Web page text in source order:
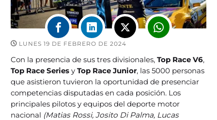
LUNES 19 DE FEBRERO DE 2024
Con la presencia de sus tres divisionales,Top Race V6,
Top Race SeriesyTop Race Junior, las 5000 personas
que asistieron tuvieron la oportunidad de presenciar
competencias disputadas en cada posición. Los
principales pilotos y equipos del deporte motor
nacional (Matias Rossi, Josito Di Palma, Lucas